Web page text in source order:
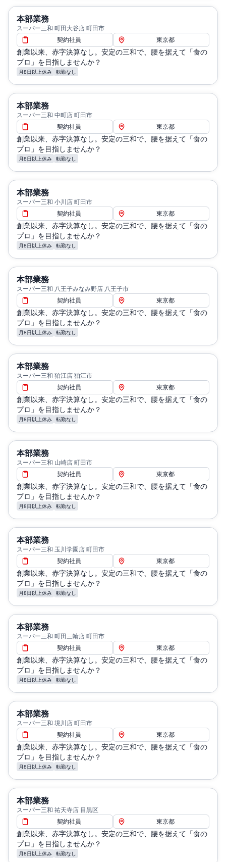
本部業務
スーパー三和 町田大谷店 町田市
契約社員
東京都
創業以来、赤字決算なし。安定の三和で、腰を据えて「食の
プロ」を目指しませんか？
月8日以上休み 転勤なし
本部業務
スーパー三和 中町店 町田市
契約社員
東京都
創業以来、赤字決算なし。安定の三和で、腰を据えて「食の
プロ」を目指しませんか？
月8日以上休み 転勤なし
本部業務
スーパー三和 小川店 町田市
契約社員
東京都
創業以来、赤字決算なし。安定の三和で、腰を据えて「食の
プロ」を目指しませんか？
月8日以上休み 転勤なし
本部業務
スーパー三和 八王子みなみ野店 八王子市
契約社員
東京都
創業以来、赤字決算なし。安定の三和で、腰を据えて「食の
プロ」を目指しませんか？
月8日以上休み 転勤なし
本部業務
スーパー三和 狛江店 狛江市
契約社員
東京都
創業以来、赤字決算なし。安定の三和で、腰を据えて「食の
プロ」を目指しませんか？
月8日以上休み 転勤なし
本部業務
スーパー三和 山崎店 町田市
契約社員
東京都
創業以来、赤字決算なし。安定の三和で、腰を据えて「食の
プロ」を目指しませんか？
月8日以上休み 転勤なし
本部業務
スーパー三和 玉川学園店 町田市
契約社員
東京都
創業以来、赤字決算なし。安定の三和で、腰を据えて「食の
プロ」を目指しませんか？
月8日以上休み 転勤なし
本部業務
スーパー三和 町田三輪店 町田市
契約社員
東京都
創業以来、赤字決算なし。安定の三和で、腰を据えて「食の
プロ」を目指しませんか？
月8日以上休み 転勤なし
本部業務
スーパー三和 境川店 町田市
契約社員
東京都
創業以来、赤字決算なし。安定の三和で、腰を据えて「食の
プロ」を目指しませんか？
月8日以上休み 転勤なし
本部業務
スーパー三和 祐天寺店 目黒区
契約社員
東京都
創業以来、赤字決算なし。安定の三和で、腰を据えて「食の
プロ」を目指しませんか？
月8日以上休み 転勤なし